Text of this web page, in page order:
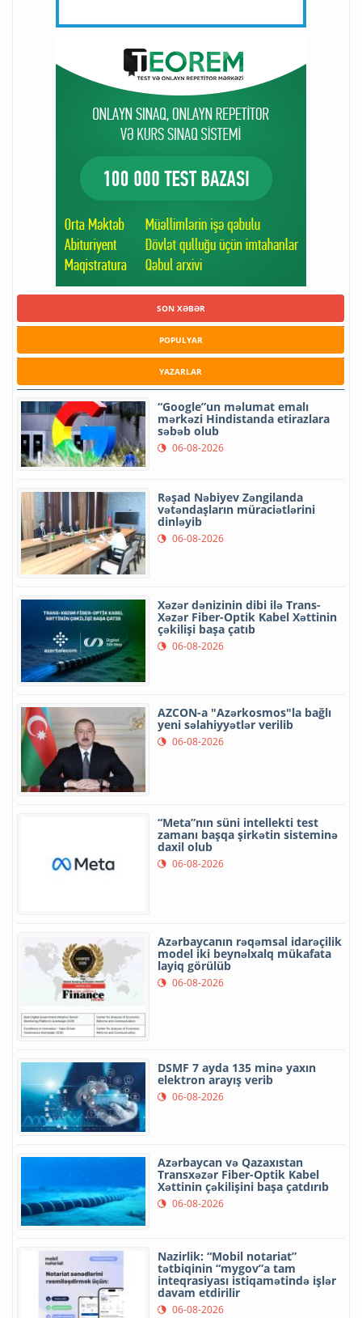
SON XƏBƏR
POPULYAR
YAZARLAR
“Google”un məlumat emalı
mərkəzi Hindistanda etirazlara
səbəb olub
06-08-2026
Rəşad Nəbiyev Zəngilanda
vətəndaşların müraciətlərini
dinləyib
06-08-2026
Xəzər dənizinin dibi ilə Trans-
Xəzər Fiber-Optik Kabel Xəttinin
çəkilişi başa çatıb
06-08-2026
AZCON-a "Azərkosmos"la bağlı
yeni səlahiyyətlər verilib
06-08-2026
“Meta”nın süni intellekti test
zamanı başqa şirkətin sisteminə
daxil olub
06-08-2026
Azərbaycanın rəqəmsal idarəçilik
model iki beynəlxalq mükafata
layiq görülüb
06-08-2026
DSMF 7 ayda 135 minə yaxın
elektron arayış verib
06-08-2026
Azərbaycan və Qazaxıstan
Transxəzər Fiber-Optik Kabel
Xəttinin çəkilişini başa çatdırıb
06-08-2026
Nazirlik: “Mobil notariat”
tətbiqinin “mygov”a tam
inteqrasiyası istiqamətində işlər
davam etdirilir
06-08-2026